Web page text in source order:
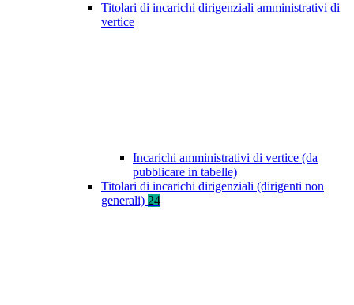
Titolari di incarichi dirigenziali amministrativi di
vertice
Incarichi amministrativi di vertice (da
pubblicare in tabelle)
Titolari di incarichi dirigenziali (dirigenti non
generali) 24